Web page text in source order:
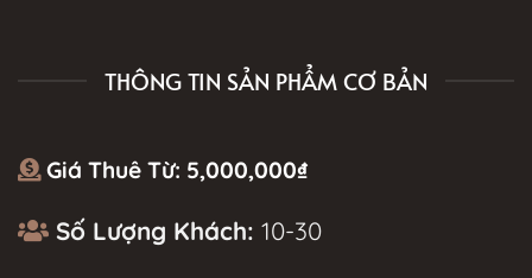
THÔNG TIN SẢN PHẨM CƠ BẢN
Giá Thuê Từ: 5,000,000₫
Số Lượng Khách: 10-30